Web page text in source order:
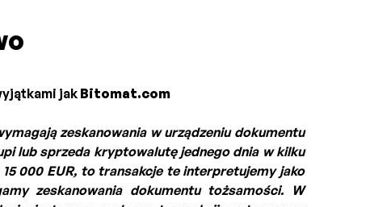
jakBitomat.com
zeskanowania w urządzeniu dokumentu
lub sprzeda kryptowalutę jednego dnia w kilku
000 EUR, to transakcje te interpretujemy jako
zeskanowania dokumentu tożsamości. W